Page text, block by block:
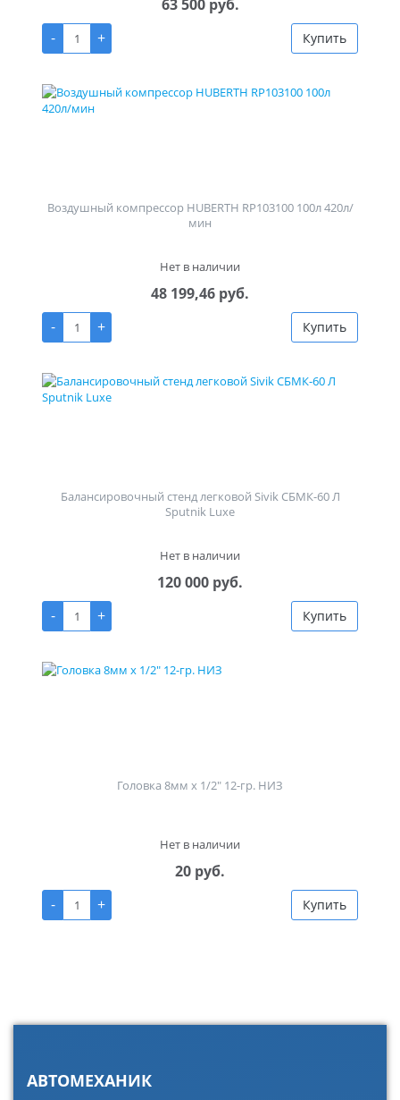
63 500 руб.
-
+ Купить
Воздушный компрессор HUBERTH RP103100 100л 420л/
мин
Нет в наличии
48 199,46 руб.
-
+ Купить
Балансировочный стенд легковой Sivik СБМК-60 Л
Sputnik Luxe
Нет в наличии
120 000 руб.
-
+ Купить
Головка 8мм х 1/2" 12-гр. НИЗ
Нет в наличии
20 руб.
-
+ Купить
АВТОМЕХАНИК